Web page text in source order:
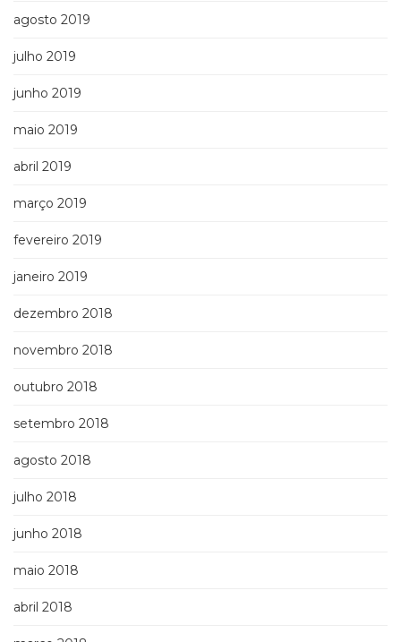
agosto 2019
julho 2019
junho 2019
maio 2019
abril 2019
março 2019
fevereiro 2019
janeiro 2019
dezembro 2018
novembro 2018
outubro 2018
setembro 2018
agosto 2018
julho 2018
junho 2018
maio 2018
abril 2018